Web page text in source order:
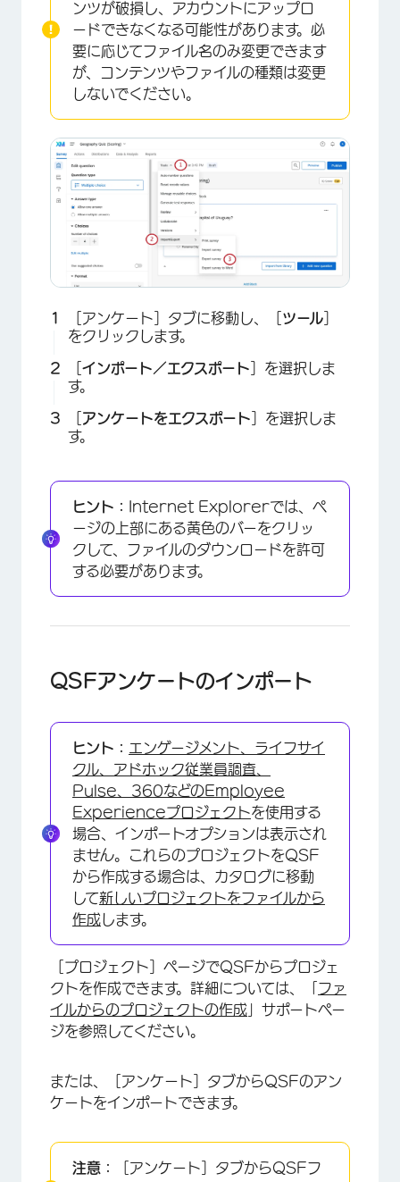
ンツが破損し、アカウントにアップロ
ードできなくなる可能性があります。必
要に応じてファイル名のみ変更できます
が、コンテンツやファイルの種類は変更
しないでください。
×
［アンケート］タブに移動し、［ ツール
をクリックします。
インポート／エクスポート ］を選択しま
す。
アンケートをエクスポート ］を選択しま
す。
ヒント：
Internet Explorerでは、ペ
ージの上部にある黄色のバーをクリッ
クして、ファイルのダウンロードを許可
する必要があります。
QSFアンケートのインポート
ヒント： エンゲージメント、ライフサイ
クル、アドホック従業員調査、
Pulse、360などのEmployee
Experienceプロジェクトを使用する
場合、インポートオプションは表示され
ません。これらのプロジェクトをQSF
から作成する場合は、カタログに移動
して新しいプロジェクトをファイルから
作成します。
［プロジェクト］ページでQSFからプロジェ
クトを作成できます。詳細については、「 ファ
イルからのプロジェクトの作成 」サポートペー
ジを参照してください。
または、［アンケート］タブからQSFのアン
ケートをインポートできます。
注意： ［アンケート］タブからQSFフ